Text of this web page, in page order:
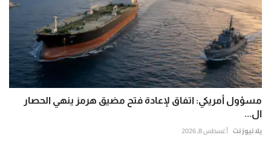
مسؤول أمريكي: اتفاق لإعادة فتح مضيق هرمز ينهي الحصار
ال...
يلا نيوز نت أغسطس 8, 2026